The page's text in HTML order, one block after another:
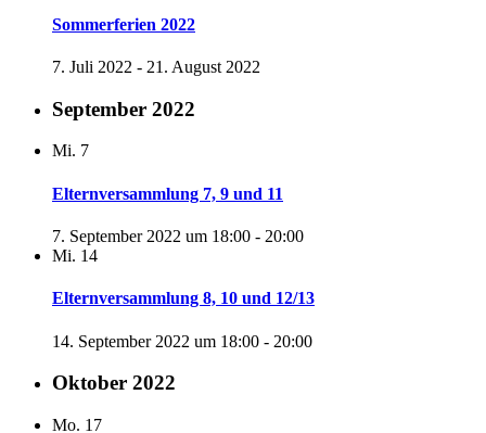
Sommerferien 2022
7. Juli 2022 - 21. August 2022
September 2022
Mi. 7
Elternversammlung 7, 9 und 11
7. September 2022 um 18:00 - 20:00
Mi. 14
Elternversammlung 8, 10 und 12/13
14. September 2022 um 18:00 - 20:00
Oktober 2022
Mo. 17